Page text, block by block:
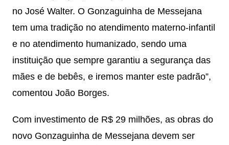
no José Walter. O Gonzaguinha de Messejana
tem uma tradição no atendimento materno-infantil
e no atendimento humanizado, sendo uma
instituição que sempre garantiu a segurança das
mães e de bebês, e iremos manter este padrão”,
comentou João Borges.
Com investimento de R$ 29 milhões, as obras do
novo Gonzaguinha de Messejana devem ser